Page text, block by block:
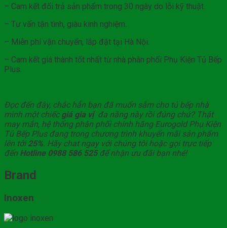
– Cam kết đổi trả sản phẩm trong 30 ngày do lỗi kỹ thuật.
– Tư vấn tận tình, giàu kinh nghiệm.
– Miễn phí vận chuyển, lắp đặt tại Hà Nội.
– Cam kết giá thành tốt nhất từ nhà phân phối Phụ Kiện Tủ Bếp
Plus.
Đọc đến đây, chắc hẳn bạn đã muốn sắm cho tủ bếp nhà
mình một chiếc giá gia vị đa năng này rồi đúng chứ? Thật
may mắn, hệ thống phân phối chính hãng Eurogold Phụ Kiện
Tủ Bếp Plus đang trong chương trình khuyến mãi sản phẩm
lên tới25%. Hãy chat ngay với chúng tôi hoặc gọi trực tiếp
đến Hotline 0988 586 525để nhận ưu đãi bạn nhé!
Brand
Inoxen